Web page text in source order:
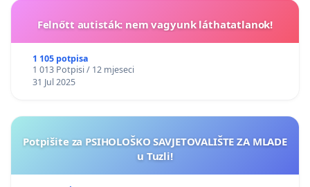
Felnőtt autisták: nem vagyunk láthatatlanok!
1 105 potpisa
1 013 Potpisi / 12 mjeseci
31 Jul 2025
Potpišite za PSIHOLOŠKO SAVJETOVALIŠTE ZA MLADE
u Tuzli!